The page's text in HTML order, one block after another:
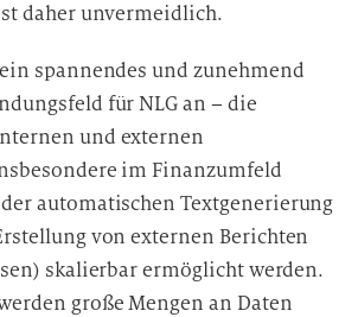
daher unvermeidlich.
spannendes und zunehmend
für NLG an – die
und externen
im Finanzumfeld
automatischen Textgenerierung
von externen Berichten
skalierbar ermöglicht werden.
große Mengen an Daten